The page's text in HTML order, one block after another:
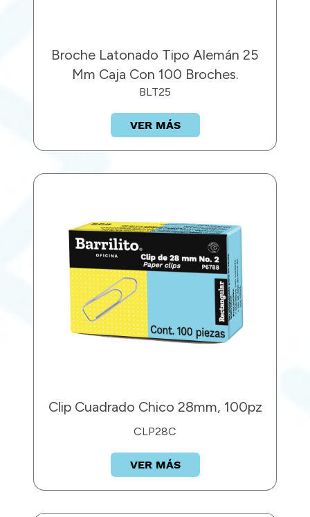
Broche Latonado Tipo Alemán 25
Mm Caja Con 100 Broches.
BLT25
VER MÁS
Clip Cuadrado Chico 28mm, 100pz
CLP28C
VER MÁS